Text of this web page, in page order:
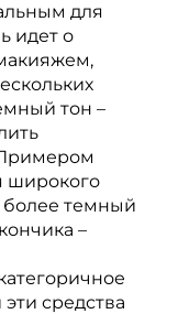
для
идет о
тон –
широкого
более темный
–
средства